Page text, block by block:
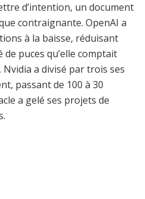
d’intention, un document
contraignante. OpenAI a
à la baisse, réduisant
puces qu’elle comptait
a divisé par trois ses
passant de 100 à 30
a gelé ses projets de